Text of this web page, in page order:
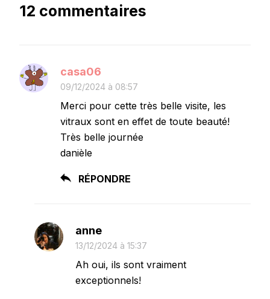
12 commentaires
casa06
09/12/2024 à 08:57
Merci pour cette très belle visite, les
vitraux sont en effet de toute beauté!
Très belle journée
danièle
RÉPONDRE
anne
13/12/2024 à 15:37
Ah oui, ils sont vraiment
exceptionnels!